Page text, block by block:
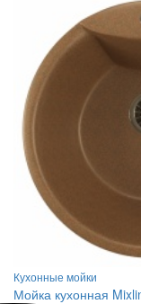
Кухонные мойки
Мойка кухонная